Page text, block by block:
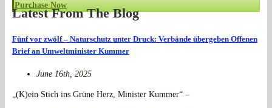
Purchase Now
Latest From The Blog
Fünf vor zwölf – Naturschutz unter Druck: Verbände übergeben Offenen
Brief an Umweltminister Kummer
June 16th, 2025
„(K)ein Stich ins Grüne Herz, Minister Kummer“ –